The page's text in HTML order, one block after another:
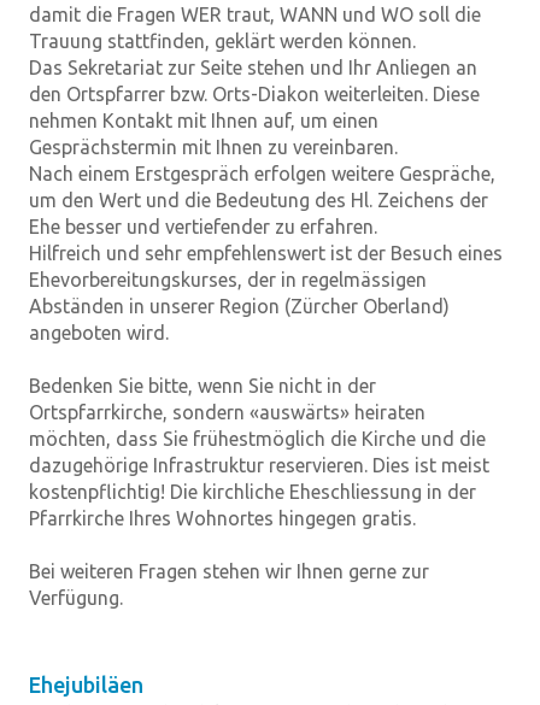
damit die Fragen WER traut, WANN und WO soll die
Trauung stattfinden, geklärt werden können.
Das Sekretariat zur Seite stehen und Ihr Anliegen an
den Ortspfarrer bzw. Orts-Diakon weiterleiten. Diese
nehmen Kontakt mit Ihnen auf, um einen
Gesprächstermin mit Ihnen zu vereinbaren.
Nach einem Erstgespräch erfolgen weitere Gespräche,
um den Wert und die Bedeutung des Hl. Zeichens der
Ehe besser und vertiefender zu erfahren.
Hilfreich und sehr empfehlenswert ist der Besuch eines
Ehevorbereitungskurses, der in regelmässigen
Abständen in unserer Region (Zürcher Oberland)
angeboten wird.
Bedenken Sie bitte, wenn Sie nicht in der
Ortspfarrkirche, sondern «auswärts» heiraten
möchten, dass Sie frühestmöglich die Kirche und die
dazugehörige Infrastruktur reservieren. Dies ist meist
kostenpflichtig! Die kirchliche Eheschliessung in der
Pfarrkirche Ihres Wohnortes hingegen gratis.
Bei weiteren Fragen stehen wir Ihnen gerne zur
Verfügung.
Ehejubiläen